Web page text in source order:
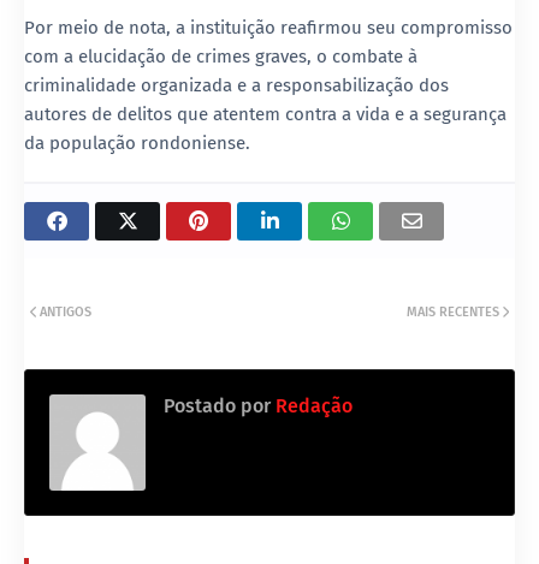
Por meio de nota, a instituição reafirmou seu compromisso
com a elucidação de crimes graves, o combate à
criminalidade organizada e a responsabilização dos
autores de delitos que atentem contra a vida e a segurança
da população rondoniense.
MAIS RECENTES
ANTIGOS
Postado por Redação